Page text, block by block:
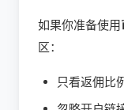
如果你准备使用
区：
只看返佣比